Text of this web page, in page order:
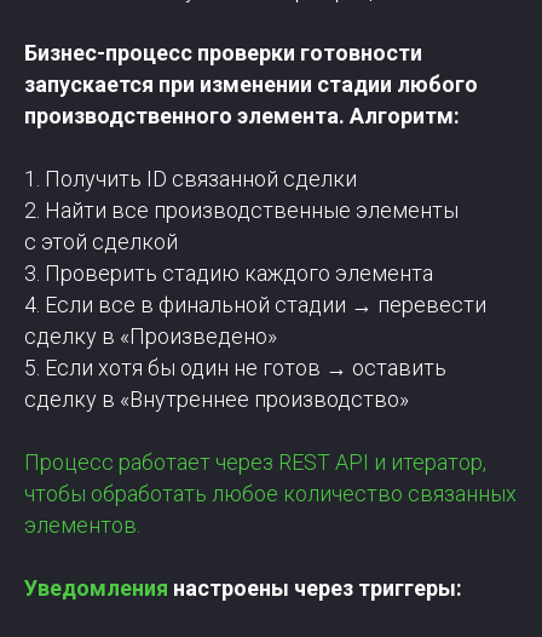
Бизнес-процесс проверки готовности
запускается при изменении стадии любого
производственного элемента. Алгоритм:
1. Получить ID связанной сделки
2. Найти все производственные элементы
с этой сделкой
3. Проверить стадию каждого элемента
4. Если все в финальной стадии → перевести
сделку в «Произведено»
5. Если хотя бы один не готов → оставить
сделку в «Внутреннее производство»
Процесс работает через REST API и итератор,
чтобы обработать любое количество связанных
элементов.
Уведомления настроены через триггеры:
o2it.ru, интегратор Битрикс24
ИП Башкатов К.Ю.
ИНН: 253813800221, ОГРНИП: 320784700004310
доброго маркетолога»